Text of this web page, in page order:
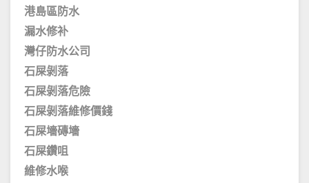
港島區防水
漏水修补
灣仔防水公司
石屎剝落
石屎剝落危險
石屎剝落維修價錢
石屎墻磚墻
石屎鑽咀
維修水喉